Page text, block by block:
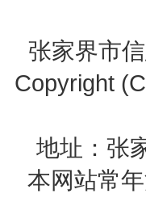
张家界市
Copyright
地址：张
本网站常